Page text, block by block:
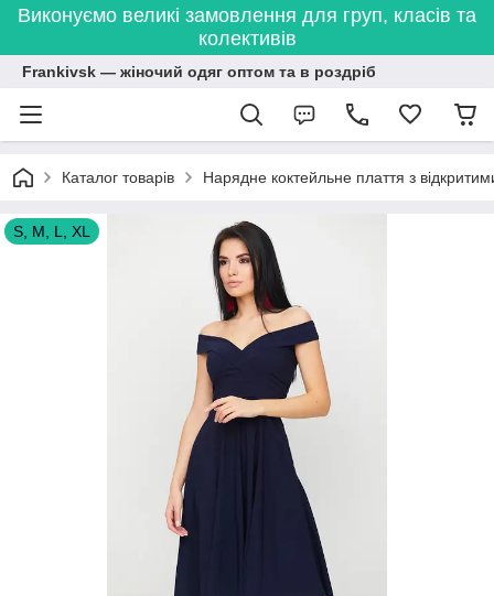
Виконуємо великі замовлення для груп, класів та
колективів
Frankivsk — жіночий одяг оптом та в роздріб
Каталог товарів Нарядне коктейльне плаття з
S, M, L, XL